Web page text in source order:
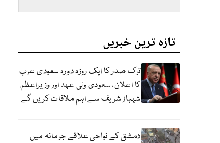
تازہ ترین خبریں
ترک صدر کا ایک روزہ دورہ سعودی عرب
کا اعلان، سعودی ولی عہد اور وزیراعظم
شہباز شریف سے اہم ملاقات کریں گے
دمشق کے نواحی علاقے جرمانہ میں